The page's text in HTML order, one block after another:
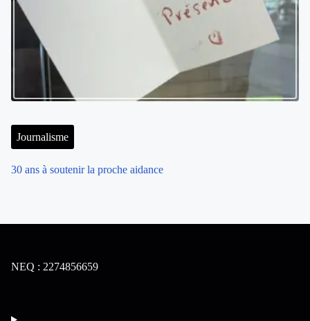
Journalisme
30 ans à soutenir la proche aidance
NEQ : 2274856659